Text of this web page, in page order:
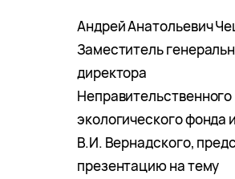
Андрей Анатольевич
Заместитель
директора
Неправительственного
экологического фонда
В.И. Вернадского,
презентацию на тему